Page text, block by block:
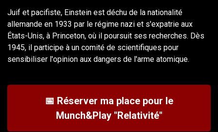
Juif et pacifiste, Einstein est déchu de la nationalité
allemande en 1933 par le régime nazi et s'expatrie aux
États-Unis, à Princeton, où il poursuit ses recherches. Dès
1945, il participe à un comité de scientifiques pour
sensibiliser l'opinion aux dangers de l'arme atomique.
📅 Réserver ma place pour le
Munch&Play "Relativité"